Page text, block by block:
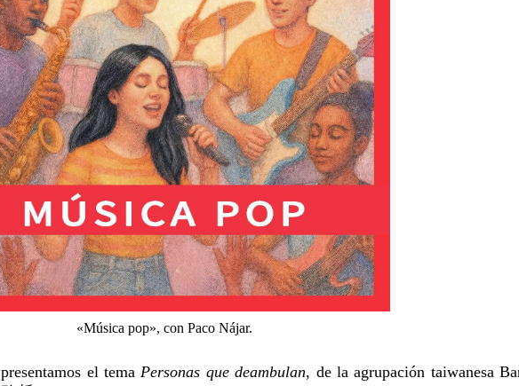
«Música pop», con Paco Nájar.
presentamos el temaPersonas que deambulan, de la agrupación taiwanesa